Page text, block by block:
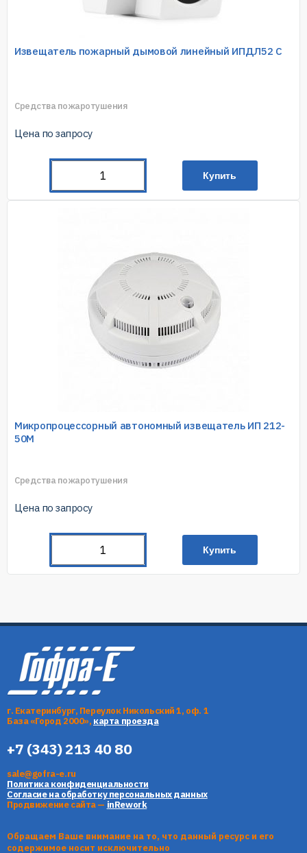
Извещатель пожарный дымовой линейный ИПДЛ52 С
Средства пожаротушения
Цена по запросу
Купить
Микропроцессорный автономный извещатель ИП 212-
50М
Средства пожаротушения
Цена по запросу
Купить
г. Екатеринбург, Переулок Никольский 1, оф. 1
База «Город 2000», карта проезда
+7 (343) 213 40 80
sale@gofra-e.ru
Политика конфиденциальности
Согласие на обработку персональных данных
Продвижение сайта — inRework
Обращаем Ваше внимание на то, что данный ресурс и его
содержимое носит исключительно